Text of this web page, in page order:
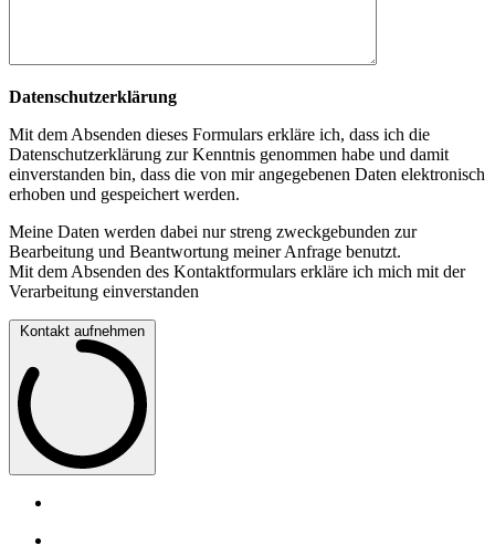
Datenschutzerklärung
Mit dem Absenden dieses Formulars erkläre ich, dass ich die
Datenschutzerklärung zur Kenntnis genommen habe und damit
einverstanden bin, dass die von mir angegebenen Daten elektronisch
erhoben und gespeichert werden.
Meine Daten werden dabei nur streng zweckgebunden zur
Bearbeitung und Beantwortung meiner Anfrage benutzt.
Mit dem Absenden des Kontaktformulars erkläre ich mich mit der
Verarbeitung einverstanden
Kontakt aufnehmen